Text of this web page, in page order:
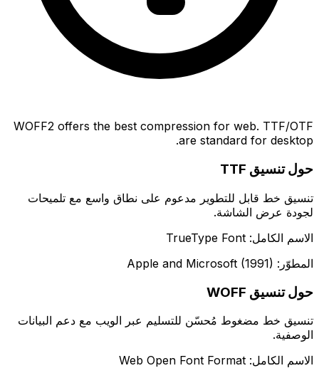
WOFF2 offers the best compression for web. TTF/OTF
are standard for desktop.
حول تنسيق TTF
تنسيق خط قابل للتطوير مدعوم على نطاق واسع مع تلميحات
لجودة عرض الشاشة.
الاسم الكامل: TrueType Font
المطوّر: Apple and Microsoft (1991)
حول تنسيق WOFF
تنسيق خط مضغوط مُحسّن للتسليم عبر الويب مع دعم البيانات
الوصفية.
الاسم الكامل: Web Open Font Format